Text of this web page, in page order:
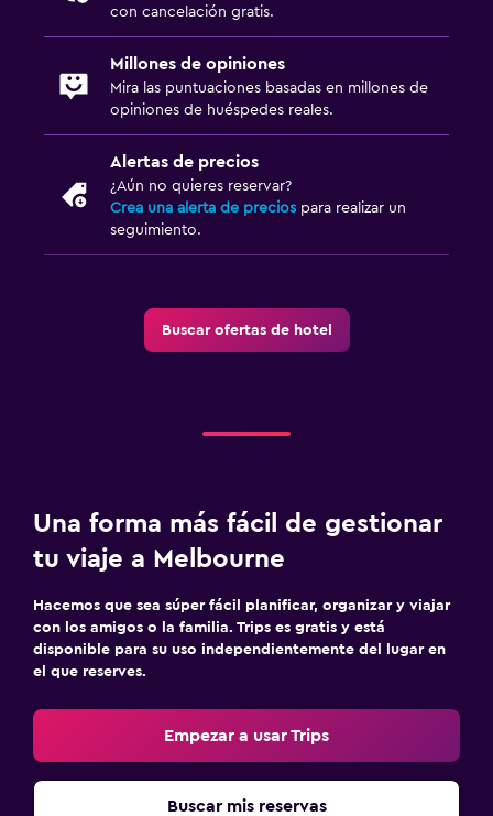
con cancelación gratis.
Millones de opiniones
Mira las puntuaciones basadas en millones de
opiniones de huéspedes reales.
Alertas de precios
¿Aún no quieres reservar?
Crea una alerta de precios para realizar un
seguimiento.
Buscar ofertas de hotel
Una forma más fácil de gestionar
tu viaje a Melbourne
Hacemos que sea súper fácil planificar, organizar y viajar
con los amigos o la familia. Trips es gratis y está
disponible para su uso independientemente del lugar en
el que reserves.
Empezar a usar Trips
Buscar mis reservas